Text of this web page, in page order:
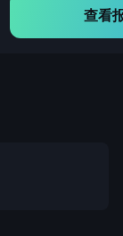
查看